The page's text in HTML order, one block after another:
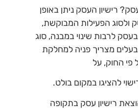
עסק?רישיון העסק ניתן באופן
ולסוג הפעילות המבוקשת,
לרבות שינוי במבנה, סוג
מצריך פניה למחלקת
פי החוק, על
להציגו במקום בולט.
רישיון עסק בתקופה